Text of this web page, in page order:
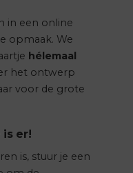
in een online
opmaak. We
hélemaal
het ontwerp
voor de grote
is er!
is, stuur je een